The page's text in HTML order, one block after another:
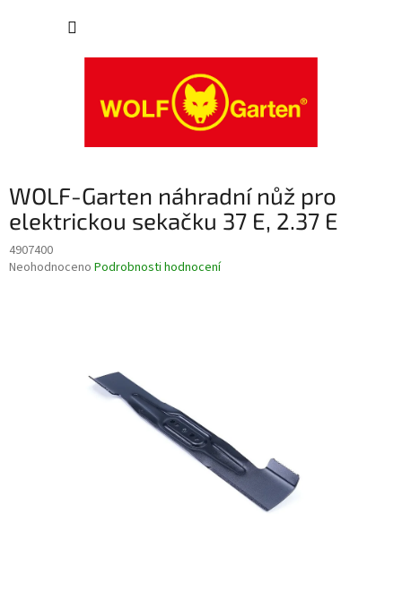
WOLF-Garten náhradní nůž pro
elektrickou sekačku 37 E, 2.37 E
4907400
Průměrné
Neohodnoceno Podrobnosti hodnocení